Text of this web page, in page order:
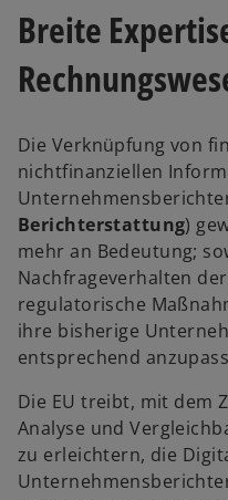
Breite
Die Verknüpfung von
nichtfinanziellen
Berichterstattung)
mehr an Bedeutung;
Nachfrageverhalten
regulatorische
ihre bisherige
entsprechend
Die EU treibt, mit dem
Analyse und
zu erleichtern, die